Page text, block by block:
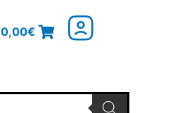
0,00€